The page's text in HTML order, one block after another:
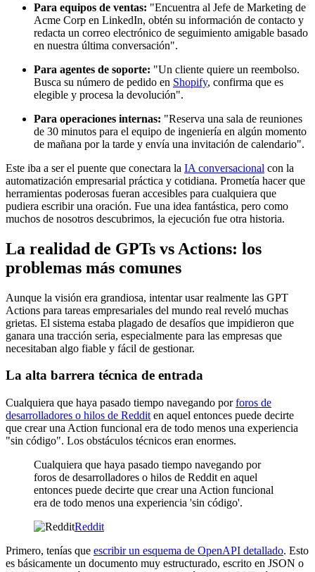
Para equipos de ventas: "Encuentra al Jefe de Marketing de
Acme Corp en LinkedIn, obtén su información de contacto y
redacta un correo electrónico de seguimiento amigable basado
en nuestra última conversación".
Para agentes de soporte: "Un cliente quiere un reembolso.
Busca su número de pedido en Shopify, confirma que es
elegible y procesa la devolución".
Para operaciones internas: "Reserva una sala de reuniones
de 30 minutos para el equipo de ingeniería en algún momento
de mañana por la tarde y envía una invitación de calendario".
Este iba a ser el puente que conectara la IA conversacional con la
automatización empresarial práctica y cotidiana. Prometía hacer que
herramientas poderosas fueran accesibles para cualquiera que
pudiera escribir una oración. Fue una idea fantástica, pero como
muchos de nosotros descubrimos, la ejecución fue otra historia.
La realidad de GPTs vs Actions: los
problemas más comunes
Aunque la visión era grandiosa, intentar usar realmente las GPT
Actions para tareas empresariales del mundo real reveló muchas
grietas. El sistema estaba plagado de desafíos que impidieron que
ganara una tracción seria, especialmente para las empresas que
necesitaban algo fiable y fácil de gestionar.
La alta barrera técnica de entrada
Cualquiera que haya pasado tiempo navegando porforos de
desarrolladores o hilos de Reddit en aquel entonces puede decirte
que crear una Action funcional era de todo menos una experiencia
"sin código". Los obstáculos técnicos eran enormes.
Cualquiera que haya pasado tiempo navegando por
foros de desarrolladores o hilos de Reddit en aquel
entonces puede decirte que crear una Action funcional
era de todo menos una experiencia 'sin código'.
Reddit
Primero, tenías que escribir un esquema de OpenAPI detallado. Esto
es básicamente un documento muy estructurado, escrito en JSON o